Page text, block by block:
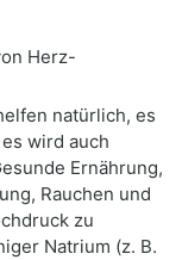
natürlich, es
wird auch
Ernährung,
Rauchen und
zu
Natrium (z. B.